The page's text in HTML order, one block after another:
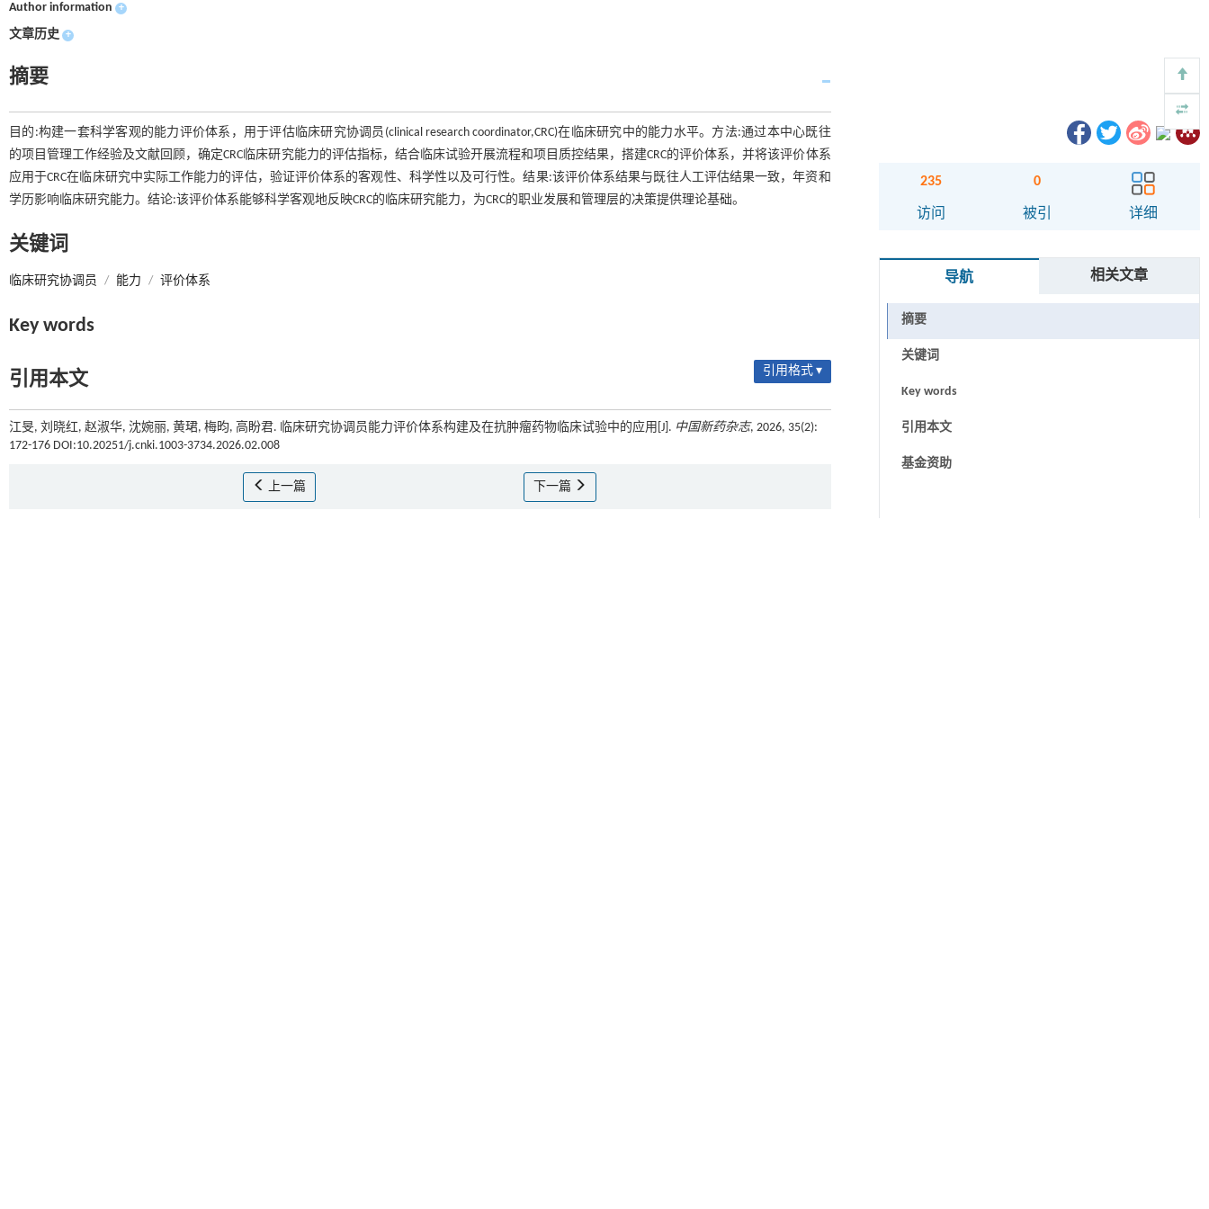
Author information +
文章历史 +
摘要
目的:构建一套科学客观的能力评价体系，用于评估临床研究协调员(clinical research coordinator,CRC)在临床研究中的能力水平。方法:通过本中心既往
的项目管理工作经验及文献回顾，确定CRC临床研究能力的评估指标，结合临床试验开展流程和项目质控结果，搭建CRC的评价体系，并将该评价体系
应用于CRC在临床研究中实际工作能力的评估，验证评价体系的客观性、科学性以及可行性。结果:该评价体系结果与既往人工评估结果一致，年资和
学历影响临床研究能力。结论:该评价体系能够科学客观地反映CRC的临床研究能力，为CRC的职业发展和管理层的决策提供理论基础。
关键词
临床研究协调员 / 能力 / 评价体系
Key words
引用本文 引用格式 ▾
江旻, 刘晓红, 赵淑华, 沈婉丽, 黄珺, 梅昀, 高盼君. 临床研究协调员能力评价体系构建及在抗肿瘤药物临床试验中的应用[J]. 中国新药杂志, 2026, 35(2):
172-176 DOI:10.20251/j.cnki.1003-3734.2026.02.008
上一篇 下一篇
235
访问
0
被引 详细
导航 相关文章
摘要
关键词
Key words
引用本文
基金资助